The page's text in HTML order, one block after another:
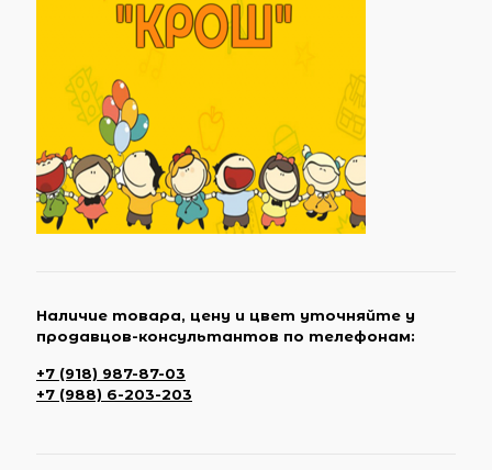
Наличие товара, цену и цвет уточняйте у
продавцов-консультантов по телефонам:
+7 (918) 987-87-03
+7 (988) 6-203-203